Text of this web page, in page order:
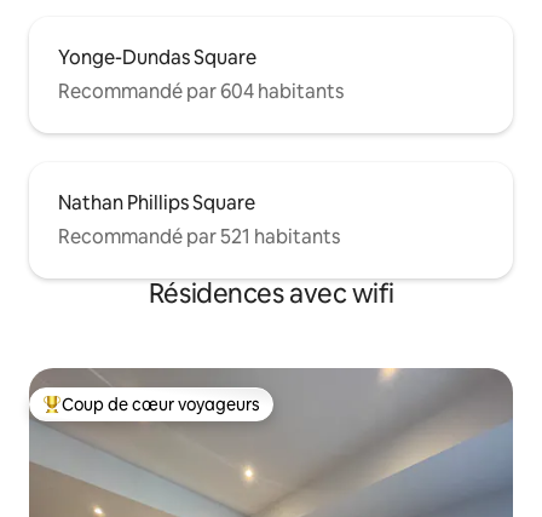
Yonge-Dundas Square
Recommandé par 604 habitants
Nathan Phillips Square
Recommandé par 521 habitants
Résidences avec wifi
Coups de cœur voyageurs les plus appréciés
Coup de cœur voyageurs